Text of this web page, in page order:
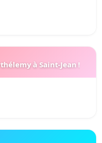
à Saint-Jean !